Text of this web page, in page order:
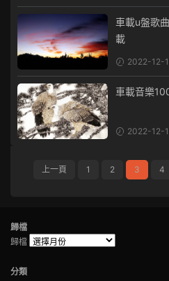
車載u盤歌
載
2022-12-
車載音樂
2022-12-
上一頁 1 2 3 4
歸檔
歸檔
分類